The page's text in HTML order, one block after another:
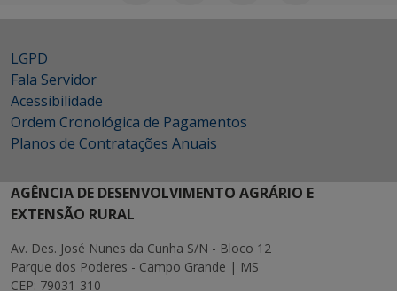
LGPD
Fala Servidor
Acessibilidade
Ordem Cronológica de Pagamentos
Planos de Contratações Anuais
AGÊNCIA DE DESENVOLVIMENTO AGRÁRIO E
EXTENSÃO RURAL
Av. Des. José Nunes da Cunha S/N - Bloco 12
Parque dos Poderes - Campo Grande | MS
CEP: 79031-310